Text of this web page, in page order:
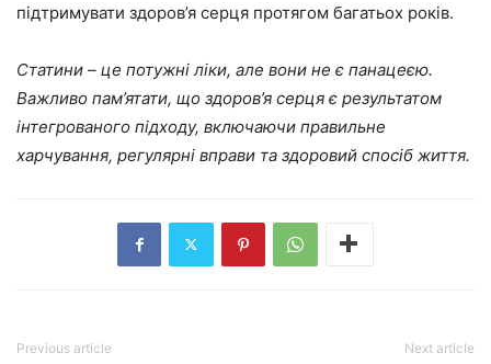
підтримувати здоров’я серця протягом багатьох років.
Статини – це потужні ліки, але вони не є панацеєю.
Важливо пам’ятати, що здоров’я серця є результатом
інтегрованого підходу, включаючи правильне
харчування, регулярні вправи та здоровий спосіб життя.
Previous article Next article